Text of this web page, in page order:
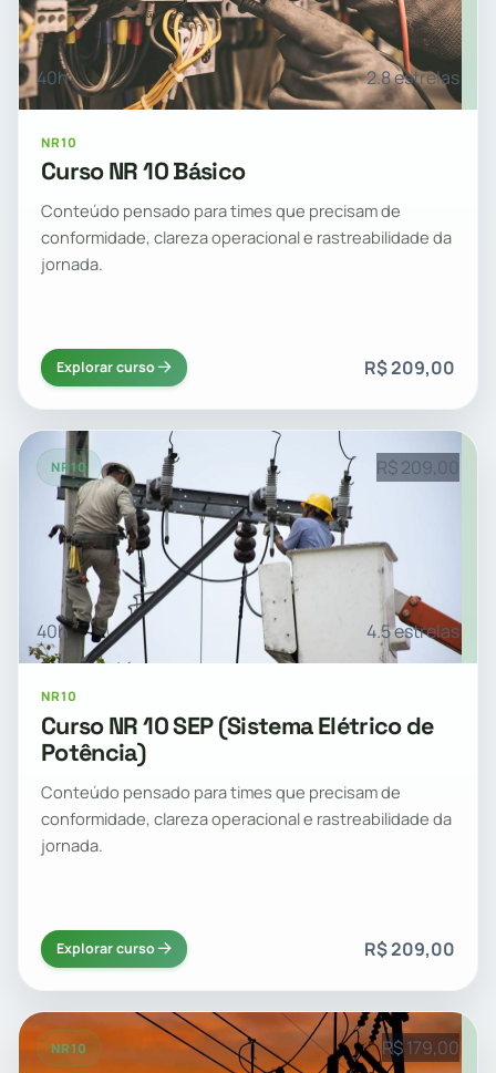
40h 2.8 estrelas
NR10
Curso NR 10 Básico
Conteúdo pensado para times que precisam de
conformidade, clareza operacional e rastreabilidade da
jornada.
Explorar curso R$ 209,00
NR10 R$ 209,00
40h 4.5 estrelas
NR10
Curso NR 10 SEP (Sistema Elétrico de
Potência)
Conteúdo pensado para times que precisam de
conformidade, clareza operacional e rastreabilidade da
jornada.
Explorar curso R$ 209,00
NR10 R$ 179,00